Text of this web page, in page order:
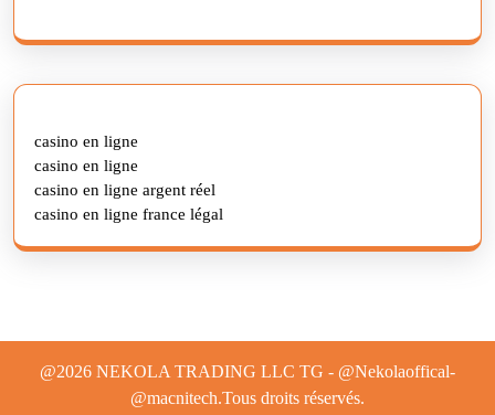
casino en ligne
casino en ligne
casino en ligne argent réel
casino en ligne france légal
@2026 NEKOLA TRADING LLC TG - @Nekolaoffical-
@macnitech.Tous droits réservés.